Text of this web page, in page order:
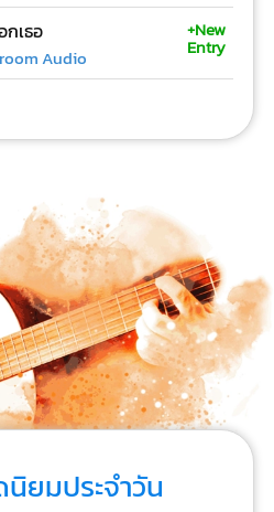
กเธอ
Audio
+New
Entry
ยมประจำวัน